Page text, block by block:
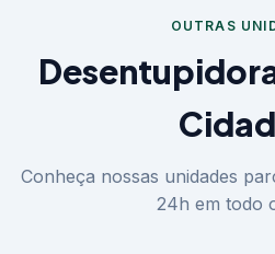
OUTRAS
Conheça nossas unidades
24h em todo